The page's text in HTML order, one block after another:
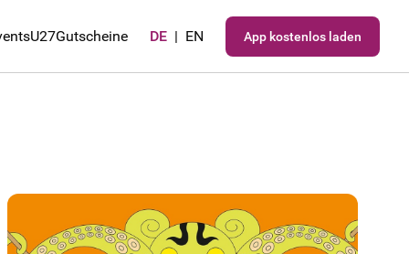
U27Gutscheine DE | EN App kostenlos laden